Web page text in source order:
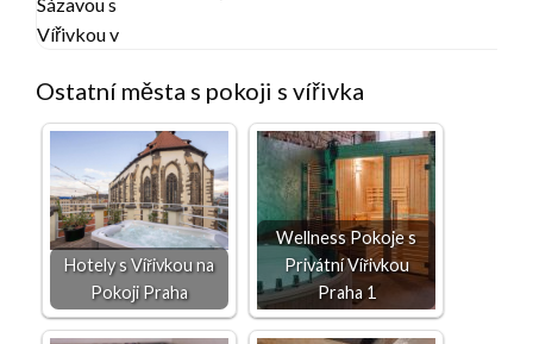
Ostatní města s pokoji s vířivka
Hotely s Vířivkou na
Pokoji Praha
Wellness Pokoje s
Privátní Vířivkou
Praha 1